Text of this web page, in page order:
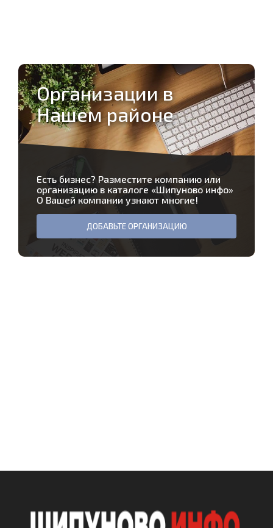
Организации в
Нашем районе
Есть бизнес? Разместите компанию или
организацию в каталоге «Шипуново инфо»
О Вашей компании узнают многие!
ДОБАВЬТЕ ОРГАНИЗАЦИЮ